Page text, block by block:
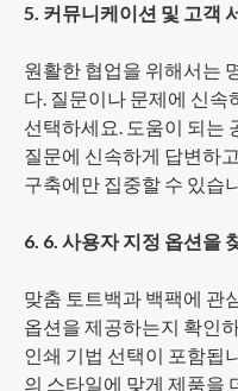
5. 커뮤니케이션 및 고객
원활한 협업을 위해서는
다. 질문이나 문제에 신속
선택하세요. 도움이 되는
질문에 신속하게 답변하
구축에만 집중할 수 있습
6. 6. 사용자 지정 옵션을
맞춤 토트백과 백팩에 관
옵션을 제공하는지 확인
인쇄 기법 선택이 포함됩
의 스타일에 맞게 제품을